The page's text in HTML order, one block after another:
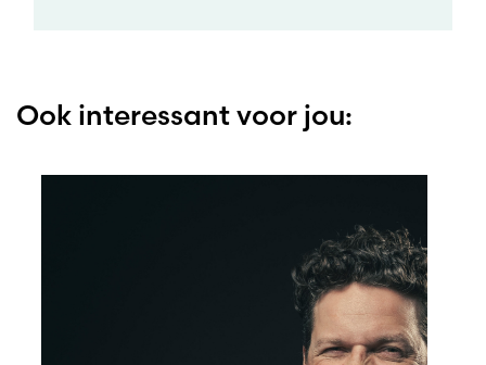
Ook interessant voor jou: